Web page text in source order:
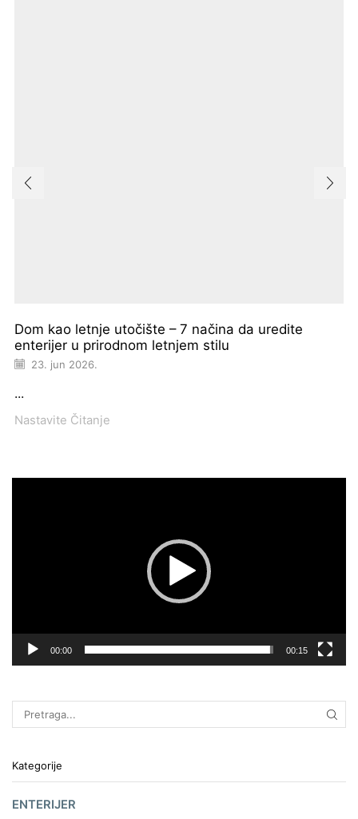
Dom kao letnje utočište – 7 načina da uredite
enterijer u prirodnom letnjem stilu
23. jun 2026.
...
Nastavite Čitanje
00:00 00:15
Kategorije
ENTERIJER